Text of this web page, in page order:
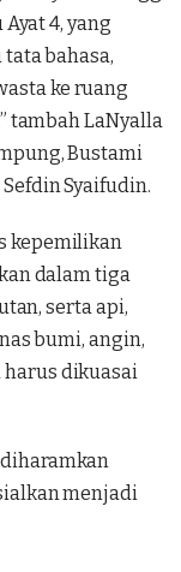
4, yang
bahasa,
ke ruang
tambah LaNyalla
Bustami
Syaifudin.
kepemilikan
dalam tiga
serta api,
bumi, angin,
harus dikuasai
menjadi